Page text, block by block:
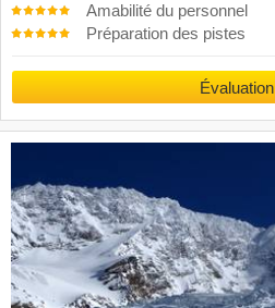
Amabilité du personnel
Préparation des pistes
Évaluation